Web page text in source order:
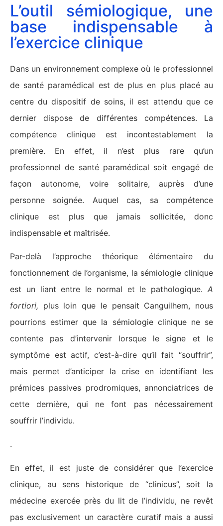
L’outil sémiologique, une
base indispensable à
l’exercice clinique
Dans un environnement complexe où le professionnel
de santé paramédical est de plus en plus placé au
centre du dispositif de soins, il est attendu que ce
dernier dispose de différentes compétences. La
compétence clinique est incontestablement la
première. En effet, il n’est plus rare qu’un
professionnel de santé paramédical soit engagé de
façon autonome, voire solitaire, auprès d’une
personne soignée. Auquel cas, sa compétence
clinique est plus que jamais sollicitée, donc
indispensable et maîtrisée.
Par-delà l’approche théorique élémentaire du
fonctionnement de l’organisme, la sémiologie clinique
est un liant entre le normal et le pathologique. A
fortiori, plus loin que le pensait Canguilhem, nous
pourrions estimer que la sémiologie clinique ne se
contente pas d’intervenir lorsque le signe et le
symptôme est actif, c’est-à-dire qu’il fait “souffrir”,
mais permet d’anticiper la crise en identifiant les
prémices passives prodromiques, annonciatrices de
cette dernière, qui ne font pas nécessairement
souffrir l’individu.
.
En effet, il est juste de considérer que l’exercice
clinique, au sens historique de “clinicus”, soit la
médecine exercée près du lit de l’individu, ne revêt
pas exclusivement un caractère curatif mais a aussi